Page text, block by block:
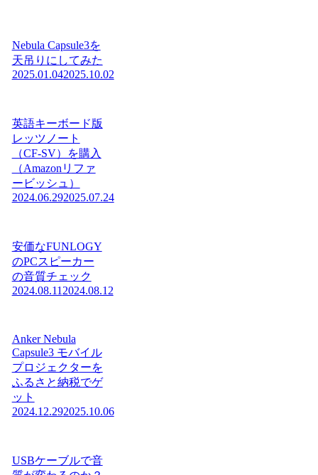
Nebula Capsule3を
天吊りにしてみた
2025.01.042025.10.02
英語キーボード版
レッツノート
（CF-SV）を購入
（Amazonリファ
ービッシュ）
2024.06.292025.07.24
安価なFUNLOGY
のPCスピーカー
の音質チェック
2024.08.11 2024.08.12
Anker Nebula
Capsule3 モバイル
プロジェクターを
ふるさと納税でゲ
ット
2024.12.292025.10.06
USBケーブルで音